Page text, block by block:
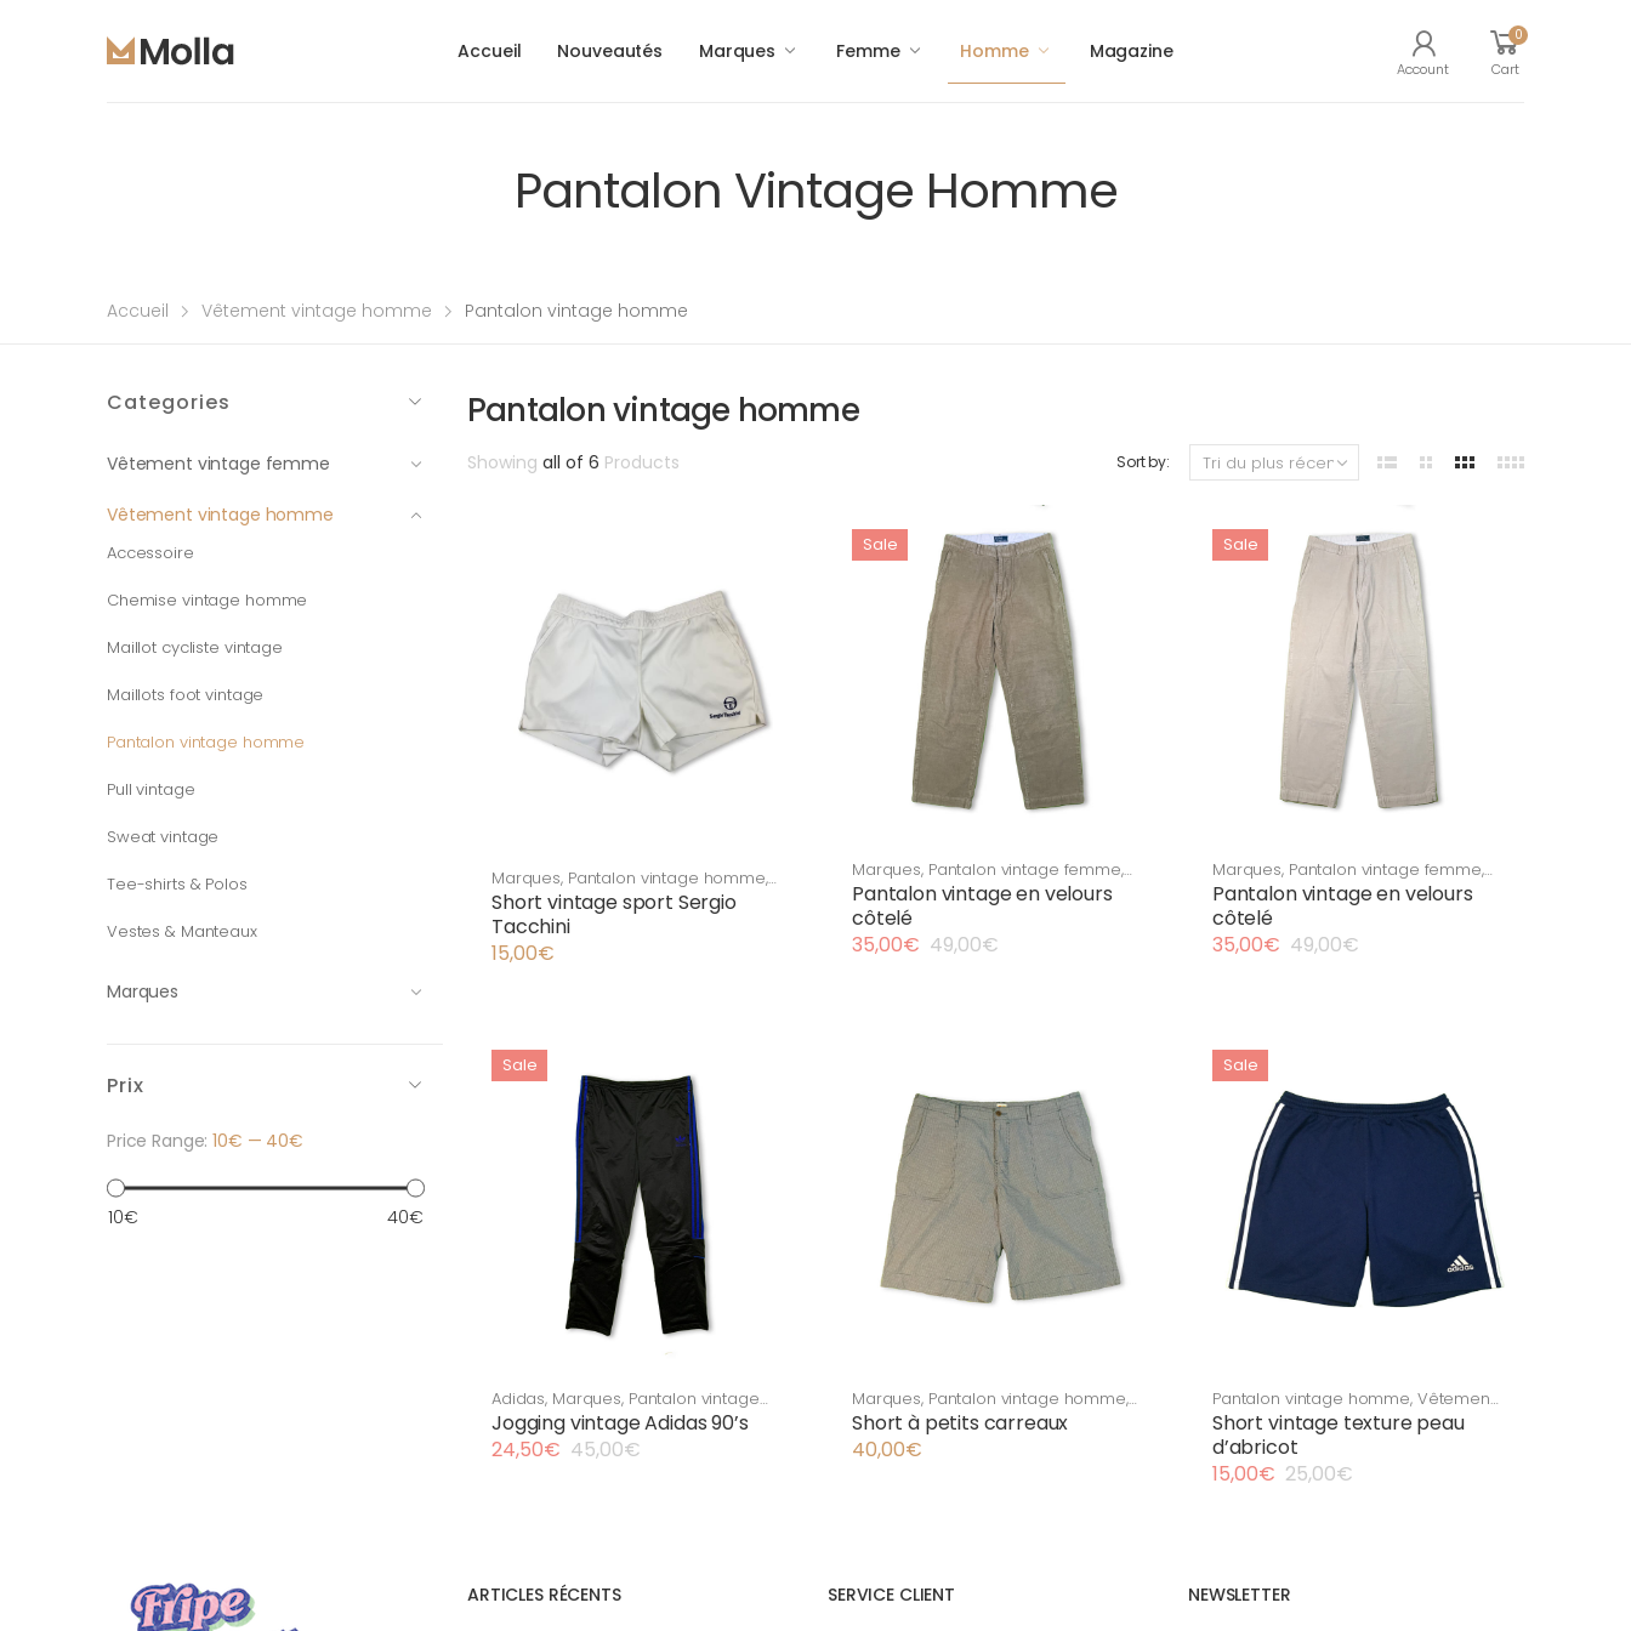
Accueil Nouveautés Marques Femme Homme Magazine
Account
0
Cart
Pantalon Vintage Homme
Accueil Vêtement vintage homme Pantalon vintage homme
Categories
Vêtement vintage femme
Vêtement vintage homme
Accessoire
Chemise vintage homme
Maillot cycliste vintage
Maillots foot vintage
Pantalon vintage homme
Pull vintage
Sweat vintage
Tee-shirts & Polos
Vestes & Manteaux
Marques
Prix
Price Range:10€ — 40€
10€ 40€
Prix
Prix
Pantalon vintage homme
Showing all of 6 Products
plus
ancien
Sort by:
Marques, Pantalon vintage homme,
Vêtement vintage homme,Vintage
Short vintage sport Sergio
Tacchini
15,00€
Sale
Marques, Pantalon vintage femme,
Pantalon vintage homme,Ralph
Lauren,Vêtement vintage femme
Vêtement vintage homme
Pantalon vintage en velours
côtelé
49,00€
Le
35,00€
Le
Sale
Marques, Pantalon vintage femme,
Pantalon vintage homme,Ralph
Lauren,Vêtement vintage femme
Vêtement vintage homme
Pantalon vintage en velours
côtelé
49,00€
Le
35,00€
Le
Sale
Adidas, Marques, Pantalon vintage
homme,Vêtement vintage homme
Jogging vintage Adidas 90’s
45,00€
Le
24,50€
Le
Marques, Pantalon vintage homme,
Vêtement vintage homme,Vintage
Short à petits carreaux
40,00€
Sale
Pantalon vintage homme, Vêtement
vintage homme
Short vintage texture peau
d’abricot
25,00€
Le
15,00€
Le
ARTICLES RÉCENTS
SERVICE CLIENT NEWSLETTER